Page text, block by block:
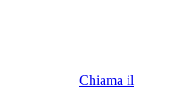
Chiama il